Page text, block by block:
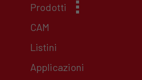
Prodotti
CAM
Listini
Applicazioni